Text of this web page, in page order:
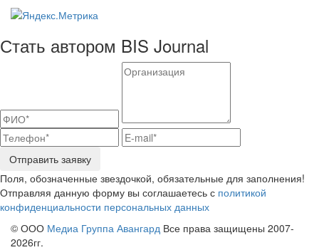
Стать автором BIS Journal
Отправить заявку
Поля, обозначенные звездочкой, обязательные для заполнения!
Отправляя данную форму вы соглашаетесь с политикой
конфиденциальности персональных данных
© ООО Медиа Группа Авангард Все права защищены 2007-
2026гг.